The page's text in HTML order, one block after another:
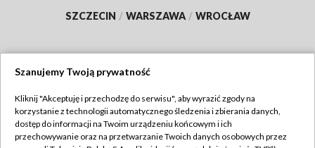
SZCZECIN / WARSZAWA / WROCŁAW
TVP
Abonament TVP
Regulamin TVP
Szanujemy Twoją prywatność
Kliknij "Akceptuję i przechodzę do serwisu", aby wyrazić zgody na
korzystanie z technologii automatycznego śledzenia i zbierania danych,
dostęp do informacji na Twoim urządzeniu końcowym i ich
przechowywanie oraz na przetwarzanie Twoich danych osobowych przez